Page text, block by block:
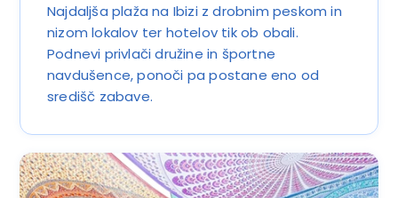
Najdaljša plaža na Ibizi z drobnim peskom in
nizom lokalov ter hotelov tik ob obali.
Podnevi privlači družine in športne
navdušence, ponoči pa postane eno od
središč zabave.